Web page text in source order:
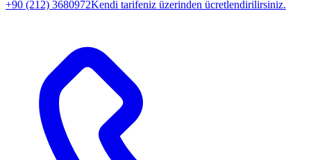
+90 (212) 3680972Kendi tarifeniz üzerinden ücretlendirilirsiniz.